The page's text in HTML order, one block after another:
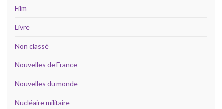
Film
Livre
Non classé
Nouvelles de France
Nouvelles du monde
Nucléaire militaire